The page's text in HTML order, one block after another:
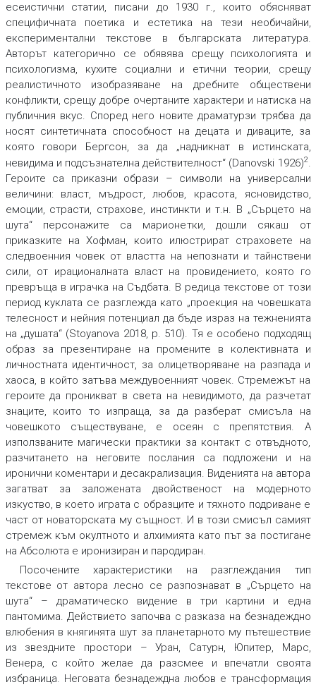
есеистични статии, писани до 1930 г., които обясняват
специфичната поетика и естетика на тези необичайни,
експериментални текстове в българската литература.
Авторът категорично се обявява срещу психологията и
психологизма, кухите социални и етични теории, срещу
реалистичното изобразяване на дребните обществени
конфликти, срещу добре очертаните характери и натиска на
публичния вкус. Според него новите драматурзи трябва да
носят синтетичната способност на децата и диваците, за
която говори Бергсон, за да „надникнат в истинската,
невидима и подсъзнателна действителност“ (Danovski 1926)2.
Героите са приказни образи – символи на универсални
величини: власт, мъдрост, любов, красота, ясновидство,
емоции, страсти, страхове, инстинкти и т.н. В „Сърцето на
шута“ персонажите са марионетки, дошли сякаш от
приказките на Хофман, които илюстрират страховете на
следвоенния човек от властта на непознати и тайнствени
сили, от ирационалната власт на провидението, която го
превръща в играчка на Съдбата. В редица текстове от този
период куклата се разглежда като „проекция на човешката
телесност и нейния потенциал да бъде израз на тежненията
на „душата“ (Stoyanova 2018, р. 510). Тя е особено подходящ
образ за презентиране на промените в колективната и
личностната идентичност, за олицетворяване на разпада и
хаоса, в който затъва междувоенният човек. Стремежът на
героите да проникват в света на невидимото, да разчетат
знаците, които то изпраща, за да разберат смисъла на
човешкото съществуване, е осеян с препятствия. А
използваните магически практики за контакт с отвъдното,
разчитането на неговите послания са подложени и на
иронични коментари и десакрализация. Виденията на автора
загатват за заложената двойственост на модерното
изкуство, в което играта с образците и тяхното подриване е
част от новаторската му същност. И в този смисъл самият
стремеж към окултното и алхимията като път за постигане
на Абсолюта е иронизиран и пародиран.
Посочените характеристики на разглеждания тип
текстове от автора лесно се разпознават в „Сърцето на
шута“ – драматическо видение в три картини и една
пантомима. Действието започва с разказа на безнадеждно
влюбения в княгинята шут за планетарното му пътешествие
из звездните простори – Уран, Сатурн, Юпитер, Марс,
Венера, с който желае да разсмее и впечатли своята
избраница. Неговата безнадеждна любов е трансформация